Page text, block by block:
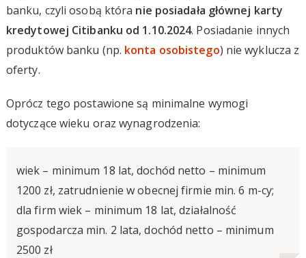
banku, czyli osobą która nie posiadała głównej karty
kredytowej Citibanku od 1.10.2024. Posiadanie innych
produktów banku (np. konta osobistego) nie wyklucza z
oferty.
Oprócz tego postawione są minimalne wymogi
dotyczące wieku oraz wynagrodzenia:
wiek – minimum 18 lat, dochód netto – minimum
1200 zł, zatrudnienie w obecnej firmie min. 6 m-cy;
dla firm wiek – minimum 18 lat, działalność
gospodarcza min. 2 lata, dochód netto – minimum
2500 zł